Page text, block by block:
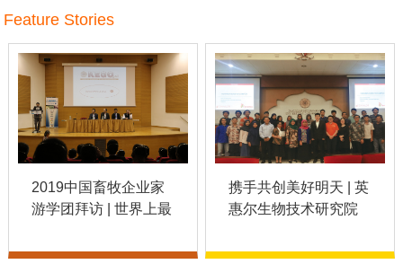
Feature Stories
2019中国畜牧企业家
游学团拜访 | 世界上最
商
携手共创美好明天 | 英
惠尔生物技术研究院
一的大学